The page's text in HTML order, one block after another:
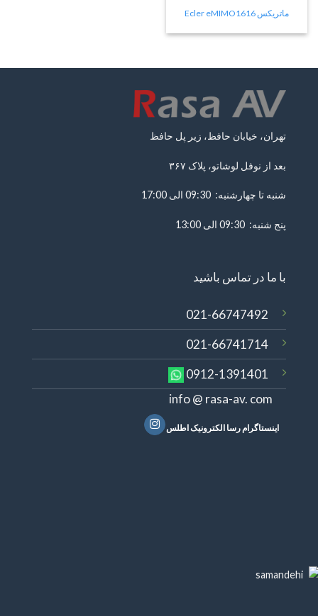
ماتریکس Ecler eMIMO1616
تهران، خیابان حافظ، زیر پل حافظ
بعد از نوفل لوشاتو، پلاک ۳۶۷
شنبه تا چهارشنبه: 09:30 الی 17:00
پنج شنبه: 09:30 الی 13:00
با ما در تماس باشید
021-66747492
021-66741714
0912-1391401
info @ rasa-av. com
اینستاگرام رسا الکترونیک اطلس